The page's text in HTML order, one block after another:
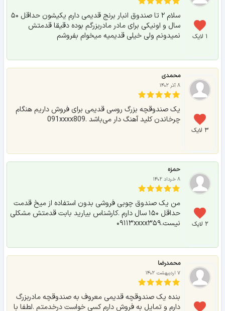
۱ لایک
سلام ۲ تا صندوق انبار برنج قدیمی دارم یکیشون حداقل ۵۰
سال و اونیکی برای مادر مادربزرگم بوده دقیقا قدمتش
نمیدونم ولی خیلی قدیمیه میخوام بفروشم
۳ لایک
محمدی
۸ آذر ۱۴۰۲
یک صندوقچه بزرگ روسی قدیمی برای فروش داریم هنگام
چرخاندن کلید آهنگ دار می‌باشد .091xxxx809
۲ لایک
حمزه
۸ خرداد ۱۴۰۲
من یک صندوق چوبی فروشی بدون استفاده از میخ قدمت
حداقل ۱۵۰ سال دارم .کارشناس بیارید بابت قدمتش مشکلی
نیست.۰۹۱۱۳xxxx۳۵۹
محمدرضا
۷ اردیبهشت ۱۴۰۲
بنده یک صندوقچه قدیمی معروف به صندوقچه مادربزرگ
دارم و تمایل به فروش دارم کسی خواست درخدمتم .لطفا با